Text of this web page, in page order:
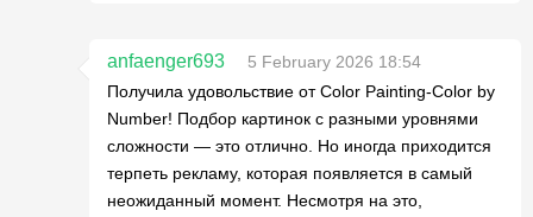
anfaenger693
5 February 2026 18:54
Получила удовольствие от Color Painting-Color by
Number! Подбор картинок с разными уровнями
сложности — это отлично. Но иногда приходится
терпеть рекламу, которая появляется в самый
неожиданный момент. Несмотря на это,